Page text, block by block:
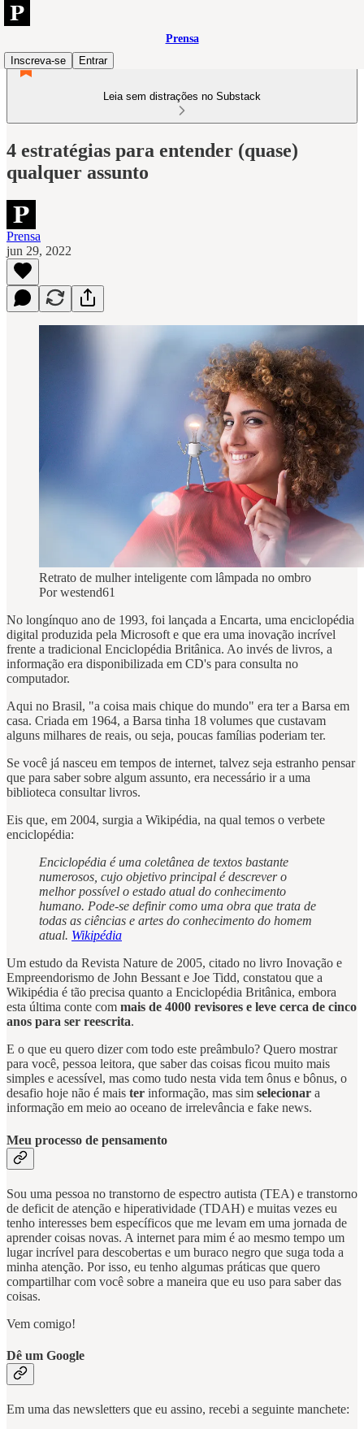
Prensa
Inscreva-se
Entrar
Leia sem distrações no Substack
4 estratégias para entender (quase)
qualquer assunto
Prensa
jun 29, 2022
Retrato de mulher inteligente com lâmpada no ombro
Por westend61
No longínquo ano de 1993, foi lançada a Encarta, uma enciclopédia
digital produzida pela Microsoft e que era uma inovação incrível
frente a tradicional Enciclopédia Britânica. Ao invés de livros, a
informação era disponibilizada em CD's para consulta no
computador.
Aqui no Brasil, "a coisa mais chique do mundo" era ter a Barsa em
casa. Criada em 1964, a Barsa tinha 18 volumes que custavam
alguns milhares de reais, ou seja, poucas famílias poderiam ter.
Se você já nasceu em tempos de internet, talvez seja estranho pensar
que para saber sobre algum assunto, era necessário ir a uma
biblioteca consultar livros.
Eis que, em 2004, surgia a Wikipédia, na qual temos o verbete
enciclopédia:
Enciclopédia é uma coletânea de textos bastante
numerosos, cujo objetivo principal é descrever o
melhor possível o estado atual do conhecimento
humano. Pode-se definir como uma obra que trata de
todas as ciências e artes do conhecimento do homem
atual. Wikipédia
Um estudo da Revista Nature de 2005, citado no livro Inovação e
Empreendorismo de John Bessant e Joe Tidd, constatou que a
Wikipédia é tão precisa quanto a Enciclopédia Britânica, embora
esta última conte com mais de 4000 revisores e leve cerca de cinco
anos para ser reescrita.
E o que eu quero dizer com todo este preâmbulo? Quero mostrar
para você, pessoa leitora, que saber das coisas ficou muito mais
simples e acessível, mas como tudo nesta vida tem ônus e bônus, o
desafio hoje não é mais ter informação, mas sim selecionar a
informação em meio ao oceano de irrelevância e fake news.
Meu processo de pensamento
Sou uma pessoa no transtorno de espectro autista (TEA) e transtorno
de deficit de atenção e hiperatividade (TDAH) e muitas vezes eu
tenho interesses bem específicos que me levam em uma jornada de
aprender coisas novas. A internet para mim é ao mesmo tempo um
lugar incrível para descobertas e um buraco negro que suga toda a
minha atenção. Por isso, eu tenho algumas práticas que quero
compartilhar com você sobre a maneira que eu uso para saber das
coisas.
Vem comigo!
Dê um Google
Em uma das newsletters que eu assino, recebi a seguinte manchete: